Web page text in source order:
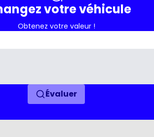
votre véhicule
Obtenez votre valeur !
Évaluer